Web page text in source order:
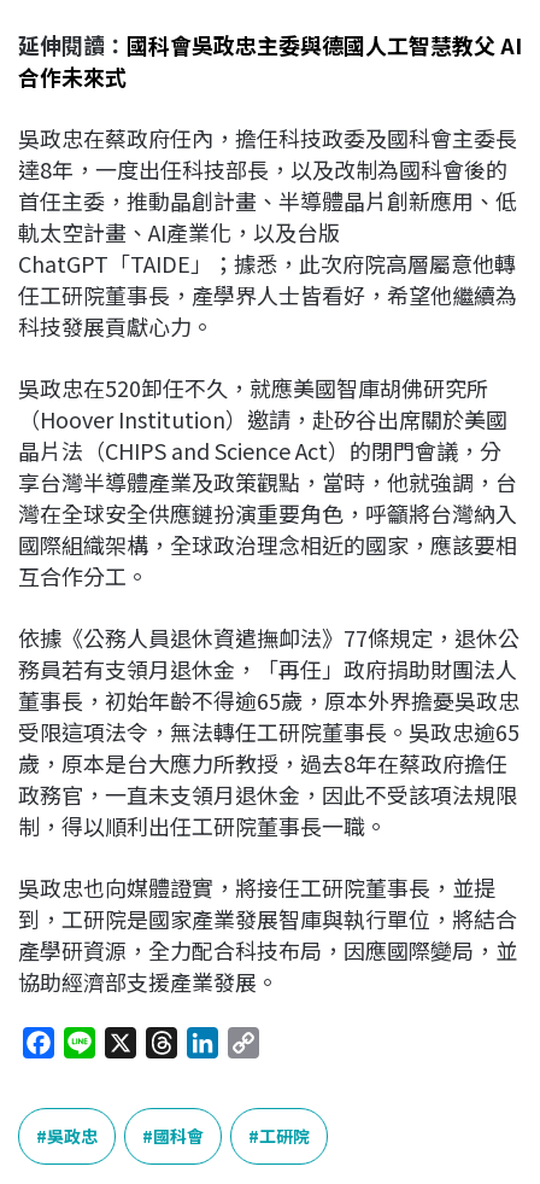
延伸閱讀： 國科會吳政忠主委與德國人工智慧教父 AI
合作未來式
吳政忠在蔡政府任內，擔任科技政委及國科會主委長
達8年，一度出任科技部長，以及改制為國科會後的
首任主委，推動晶創計畫、半導體晶片創新應用、低
軌太空計畫、AI產業化，以及台版
ChatGPT「TAIDE」；據悉，此次府院高層屬意他轉
任工研院董事長，產學界人士皆看好，希望他繼續為
科技發展貢獻心力。
吳政忠在520卸任不久，就應美國智庫胡佛研究所
（Hoover Institution）邀請，赴矽谷出席關於美國
晶片法（CHIPS and Science Act）的閉門會議，分
享台灣半導體產業及政策觀點，當時，他就強調，台
灣在全球安全供應鏈扮演重要角色，呼籲將台灣納入
國際組織架構，全球政治理念相近的國家，應該要相
互合作分工。
依據《公務人員退休資遣撫卹法》77條規定，退休公
務員若有支領月退休金，「再任」政府捐助財團法人
董事長，初始年齡不得逾65歲，原本外界擔憂吳政忠
受限這項法令，無法轉任工研院董事長。吳政忠逾65
歲，原本是台大應力所教授，過去8年在蔡政府擔任
政務官，一直未支領月退休金，因此不受該項法規限
制，得以順利出任工研院董事長一職。
吳政忠也向媒體證實，將接任工研院董事長，並提
到，工研院是國家產業發展智庫與執行單位，將結合
產學研資源，全力配合科技布局，因應國際變局，並
協助經濟部支援產業發展。
c
e
b
n
e
r
e
a
k
p
y
L
吳政忠 國科會 工研院